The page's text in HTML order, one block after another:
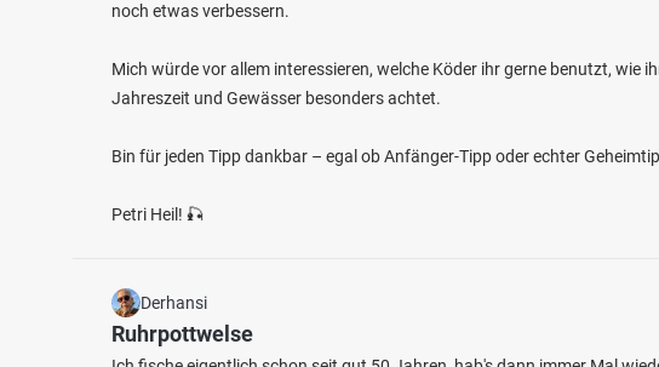
noch etwas verbessern.
Mich würde vor allem interessieren, welche Köder ihr gerne benutzt,
Jahreszeit und Gewässer besonders achtet.
Bin für jeden Tipp dankbar – egal ob Anfänger-Tipp oder echter
Petri Heil! 🎣
Derhansi
Ruhrpottwelse